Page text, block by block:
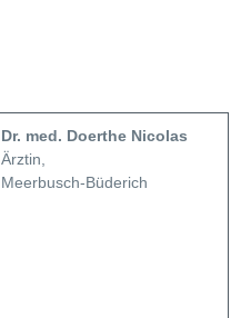
Dr. med. Doerthe Nicolas
Ärztin,
Meerbusch-Büderich